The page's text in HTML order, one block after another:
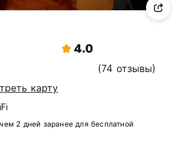
4.0
(74 отзывы)
карту
2 дней заранее для бесплатной